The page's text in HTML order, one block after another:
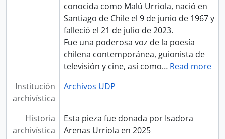
conocida como Malú Urriola, nació en
Santiago de Chile el 9 de junio de 1967 y
falleció el 21 de julio de 2023.
Fue una poderosa voz de la poesía
chilena contemporánea, guionista de
televisión y cine, así como… Read more
Institución
archivística
Archivos UDP
Historia
archivística
Esta pieza fue donada por Isadora
Arenas Urriola en 2025